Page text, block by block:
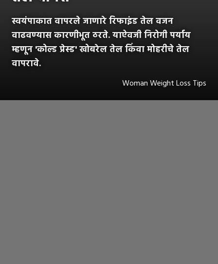
स्वयंपाकात वापरले जाणारे रिफाइंड तेल वजन
वाढवण्यास कारणीभूत ठरते. याऐवजी निरोगी पर्याय
म्हणून 'कोल्ड प्रेस्ड' खोबरेल तेल किंवा मोहरीचे तेल
वापरावे.
Woman Weight Loss Tips